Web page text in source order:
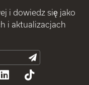
i dowiedz się jako
i aktualizacjach